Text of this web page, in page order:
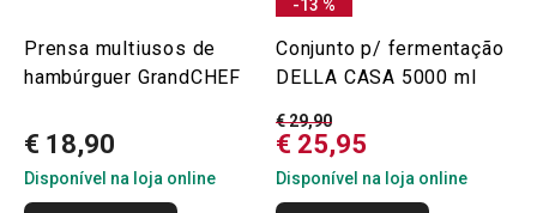
Prensa multiusos de
hambúrguer GrandCHEF
€ 18,90
Disponível na loja online
-13 %
Conjunto p/ fermentação
DELLA CASA 5000 ml
€ 29,90
€ 25,95
Disponível na loja online